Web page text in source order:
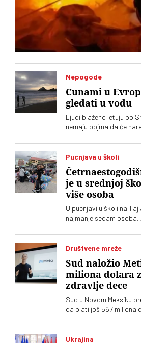
Nepogode
Cunami u
gledati u vodu
Ljudi blaženo letuju po
nemaju pojma da će
životom
Pucnjava u školi
je u srednjoj
više osoba
U pucnjavi u školi na
najmanje sedam osoba.
Društvene mreže
Sud naložio
miliona dolara
zdravlje dece
Sud u Novom Meksiku
da plati još 567 miliona
platformama. Kompnija
najavljuje žalbu
Ukrajina